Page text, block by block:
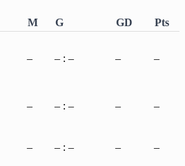
M G GD Pts
– – : – – –
– – : – – –
– – : – – –